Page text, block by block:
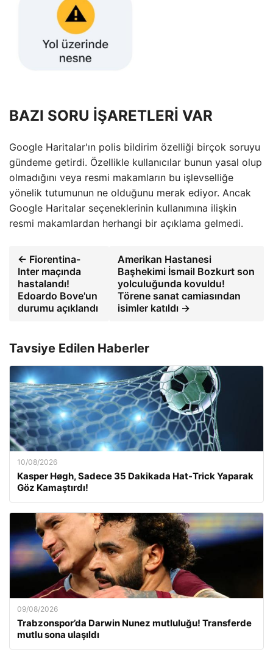
BAZI SORU İŞARETLERİ VAR
Google Haritalar'ın polis bildirim özelliği birçok soruyu
gündeme getirdi. Özellikle kullanıcılar bunun yasal olup
olmadığını veya resmi makamların bu işlevselliğe
yönelik tutumunun ne olduğunu merak ediyor. Ancak
Google Haritalar seçeneklerinin kullanımına ilişkin
resmi makamlardan herhangi bir açıklama gelmedi.
← Fiorentina-
Inter maçında
hastalandı!
Edoardo Bove'un
durumu açıklandı
Amerikan Hastanesi
Başhekimi İsmail Bozkurt son
yolculuğunda kovuldu!
Törene sanat camiasından
isimler katıldı →
Tavsiye Edilen Haberler
10/08/2026
Kasper Høgh, Sadece 35 Dakikada Hat-Trick Yaparak
Göz Kamaştırdı!
09/08/2026
Trabzonspor’da Darwin Nunez mutluluğu! Transferde
mutlu sona ulaşıldı